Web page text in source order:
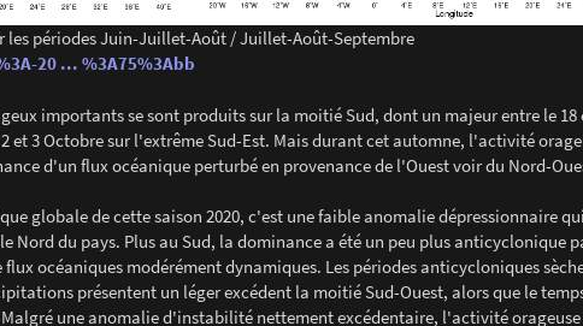
les périodes Juin-Juillet-Août / Juillet-Août-Septembre
20 ... %3A75%3Abb
importants se sont produits sur la moitié Sud, dont un majeur entre le 18
et 3 Octobre sur l'extrême Sud-Est. Mais durant cet automne, l'activité
d'un flux océanique perturbé en provenance de l'Ouest voir du Nord-
globale de cette saison 2020, c'est une faible anomalie dépressionnaire
Nord du pays. Plus au Sud, la dominance a été un peu plus anticyclonique
océaniques modérément dynamiques. Les périodes anticycloniques
présentent un léger excédent la moitié Sud-Ouest, alors que le
une anomalie d'instabilité nettement excédentaire, l'activité orageuse